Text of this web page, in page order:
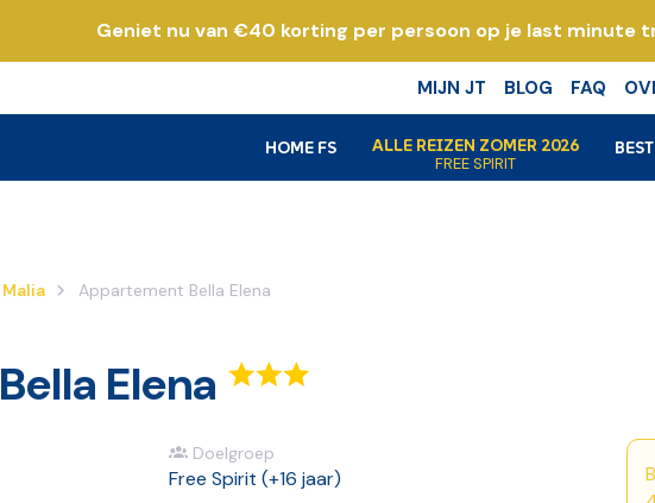
Geniet nu van €40 korting per persoon op je last minute
MIJN JT BLOG FAQ
HOME FS ALLE REIZEN ZOMER 2026
FREE SPIRIT
Malia Appartement Bella Elena
Bella Elena
Doelgroep
Free Spirit (+16 jaar)